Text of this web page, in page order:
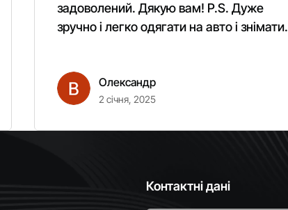
задоволений. Дякую вам! P.S. Дуже
зручно і легко одягати на авто і знімати.
Олександр
2 січня, 2025
Контактні дані